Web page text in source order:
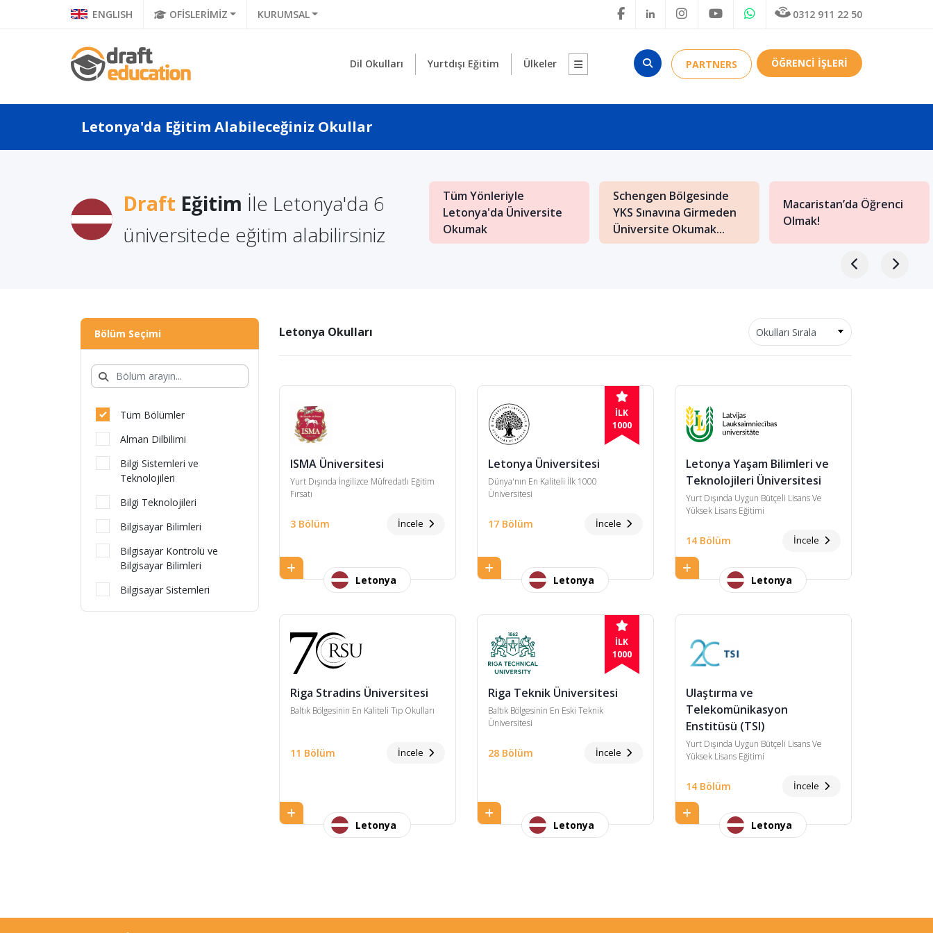
ENGLISH OFİSLERİMİZ KURUMSAL 0312 911 22 50
Dil Okulları Yurtdışı Eğitim Ülkeler PARTNERS ÖĞRENCİ İŞLERİ
Letonya'da Eğitim Alabileceğiniz Okullar
Draft Eğitim İle Letonya'da 6
üniversitede eğitim alabilirsiniz
Litvanya'dan Üniversite
Okuyan Öğrencilerin
Karşılaştıkları ...
Avrupa'da Sınavsız
Üniversite Okuma: Stresi
Azaltan Bir Seç...
Tüm Yönleriyle
Letonya'da Üniversite
Okumak
Schengen Bölgesinde
YKS Sınavına Girmeden
Üniversite Okumak...
Macaristan’da Öğrenci
Olmak!
Bölüm Seçimi
Tüm Bölümler
Alman Dilbilimi
Bilgi Sistemleri ve
Teknolojileri
Bilgi Teknolojileri
Bilgisayar Bilimleri
Bilgisayar Kontrolü ve
Bilgisayar Bilimleri
Bilgisayar Sistemleri
Çevre Bilimleri
Giyim ve Tekstil
Letonya Okulları
ISMA Üniversitesi
Yurt Dışında İngilizce Müfredatlı Eğitim
Fırsatı
3 Bölüm İncele
Letonya
İLK
1000
Letonya Üniversitesi
Dünya'nın En Kaliteli İlk 1000
Üniversitesi
17 Bölüm İncele
Letonya
Letonya Yaşam Bilimleri ve
Teknolojileri Üniversitesi
Yurt Dışında Uygun Bütçeli Lisans Ve
Yüksek Lisans Eğitimi
14 Bölüm İncele
Letonya
Riga Stradins Üniversitesi
Baltık Bölgesinin En Kaliteli Tıp Okulları
11 Bölüm İncele
Letonya
İLK
1000
Riga Teknik Üniversitesi
Baltık Bölgesinin En Eski Teknik
Üniversitesi
28 Bölüm İncele
Letonya
Ulaştırma ve
Telekomünikasyon
Enstitüsü (TSI)
Yurt Dışında Uygun Bütçeli Lisans Ve
Yüksek Lisans Eğitimi
14 Bölüm İncele
Letonya